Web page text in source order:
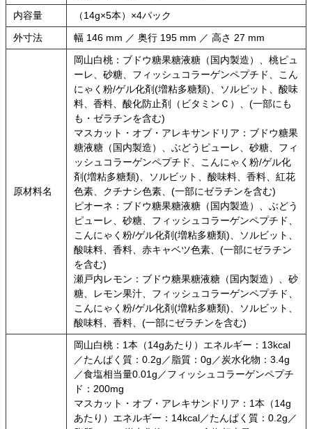
内容量
（14g×5本）×4パック
外寸法
幅 146 mm ／ 奥行 195 mm ／ 高さ 27 mm
原材料名
岡山白桃：ブドウ糖果糖液糖（国内製造）、桃ピュ
ーレ、砂糖、フィッシュコラーゲンペプチド、こん
にゃく粉/ゲル化剤(増粘多糖類)、ソルビット、酸味
料、香料、酸化防止剤（ビタミンＣ）、(一部にも
も・ゼラチンを含む)
マスカット・オブ・アレキサンドリア：ブドウ糖果
糖液糖（国内製造）、ぶどうピューレ、砂糖、フィ
ッシュコラーゲンペプチド、こんにゃく粉/ゲル化
剤(増粘多糖類)、ソルビット、酸味料、香料、紅花
色素、クチナシ色素、(一部にゼラチンを含む)
ピオーネ：ブドウ糖果糖液糖（国内製造）、ぶどう
ピューレ、砂糖、フィッシュコラーゲンペプチド、
こんにゃく粉/ゲル化剤(増粘多糖類)、ソルビット、
酸味料、香料、赤キャベツ色素、(一部にゼラチン
を含む)
瀬戸内レモン：ブドウ糖果糖液糖（国内製造）、砂
糖、レモン果汁、フィッシュコラーゲンペプチド、
こんにゃく粉/ゲル化剤(増粘多糖類)、ソルビット、
酸味料、香料、(一部にゼラチンを含む)
岡山白桃：1本（14gあたり）エネルギー：13kcal
／たんぱく質：0.2g／脂質：0g／炭水化物：3.4g
／食塩相当量0.01g／フィッシュコラーゲンペプチ
ド：200mg
マスカット・オブ・アレキサンドリア：1本（14g
あたり）エネルギー：14kcal／たんぱく質：0.2g／